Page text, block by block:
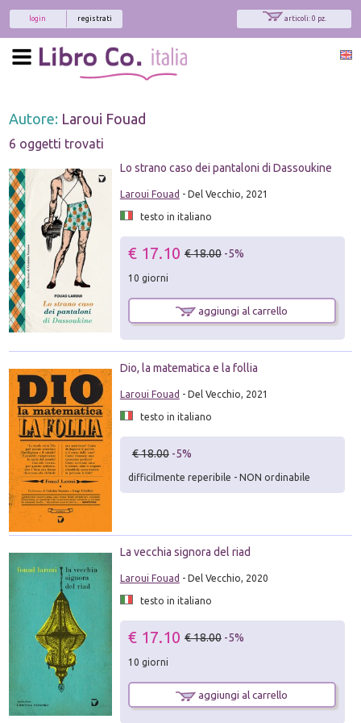
articoli: 0 pz.
registrati
login
Autore: Laroui Fouad
6 oggetti trovati
Lo strano caso dei pantaloni di Dassoukine
Laroui Fouad - Del Vecchio, 2021
testo in italiano
€ 17.10 € 18.00 -5%
10 giorni
aggiungi al carrello
Dio, la matematica e la follia
Laroui Fouad - Del Vecchio, 2021
testo in italiano
€ 18.00 -5%
difficilmente reperibile - NON ordinabile
La vecchia signora del riad
Laroui Fouad - Del Vecchio, 2020
testo in italiano
€ 17.10 € 18.00 -5%
10 giorni
aggiungi al carrello